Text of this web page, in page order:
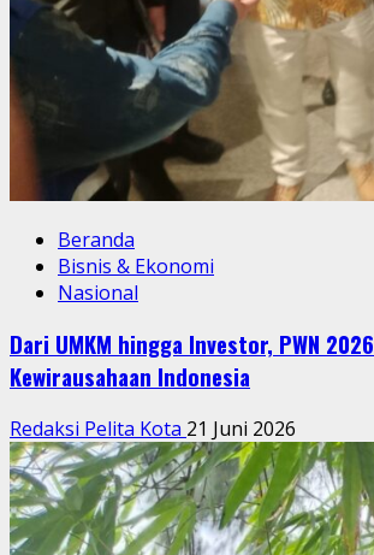
Beranda
Bisnis & Ekonomi
Nasional
Dari UMKM hingga Investor, PWN
Kewirausahaan Indonesia
Redaksi Pelita Kota 21 Juni 2026